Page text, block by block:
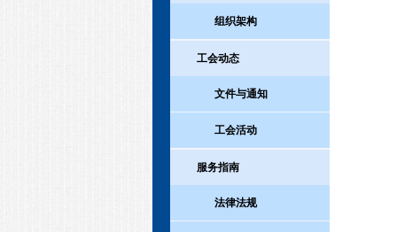
组织架构
工会动态
文件与通知
工会活动
服务指南
法律法规